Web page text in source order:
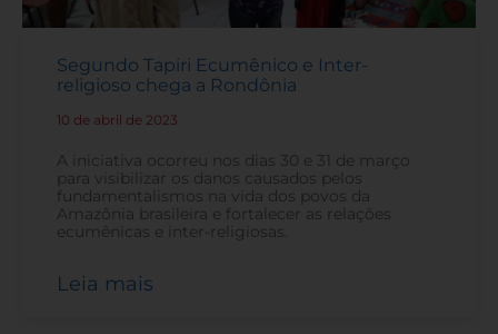
Segundo Tapiri Ecumênico e Inter-
religioso chega a Rondônia
10 de abril de 2023
A iniciativa ocorreu nos dias 30 e 31 de março
para visibilizar os danos causados pelos
fundamentalismos na vida dos povos da
Amazônia brasileira e fortalecer as relações
ecumênicas e inter-religiosas.
Leia mais